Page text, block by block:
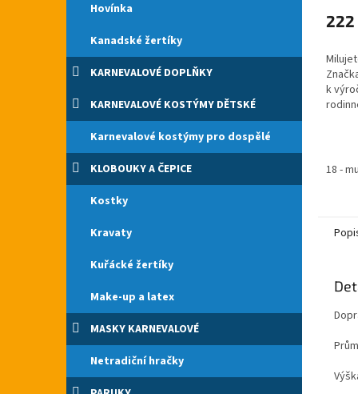
Hovínka
Kanadské žertíky
KARNEVALOVÉ DOPLŇKY
KARNEVALOVÉ KOSTÝMY DĚTSKÉ
Karnevalové kostýmy pro dospělé
KLOBOUKY A ČEPICE
Kostky
Kravaty
Kuřácké žertíky
Make-up a latex
MASKY KARNEVALOVÉ
Netradiční hračky
je
z
5
222
k
18 -